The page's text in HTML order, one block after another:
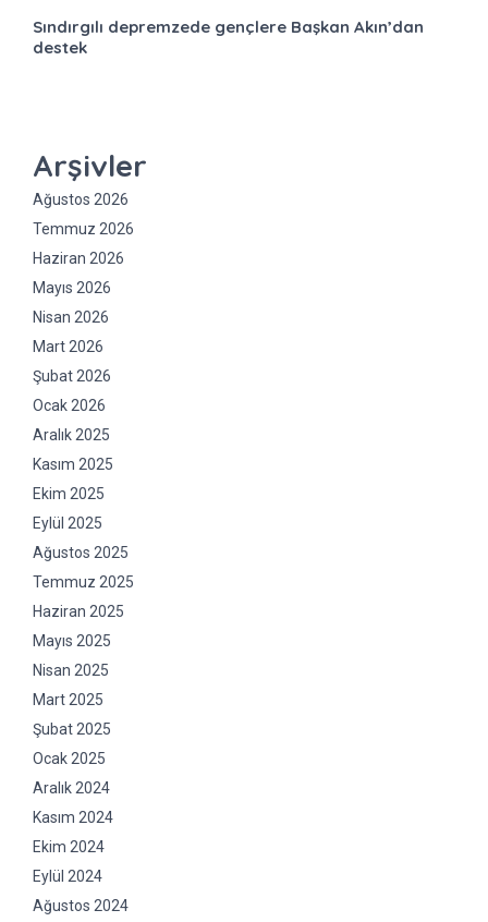
Sındırgılı depremzede gençlere Başkan Akın’dan
destek
Arşivler
Ağustos 2026
Temmuz 2026
Haziran 2026
Mayıs 2026
Nisan 2026
Mart 2026
Şubat 2026
Ocak 2026
Aralık 2025
Kasım 2025
Ekim 2025
Eylül 2025
Ağustos 2025
Temmuz 2025
Haziran 2025
Mayıs 2025
Nisan 2025
Mart 2025
Şubat 2025
Ocak 2025
Aralık 2024
Kasım 2024
Ekim 2024
Eylül 2024
Ağustos 2024